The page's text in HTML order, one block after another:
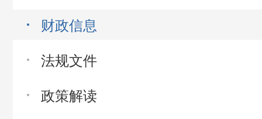
财政信息
法规文件
政策解读